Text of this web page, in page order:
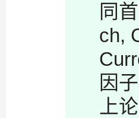
同
ch,
因子
上